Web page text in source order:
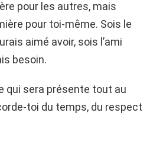
pour les autres, mais
pour toi-même. Sois le
aimé avoir, sois l’ami
besoin.
qui sera présente tout au
toi du temps, du respect